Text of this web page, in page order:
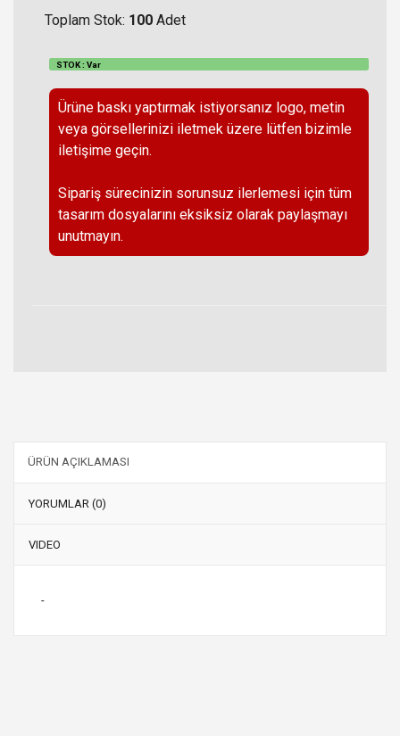
Toplam Stok: 100 Adet
STOK : Var
Ürüne baskı yaptırmak istiyorsanız logo, metin
veya görsellerinizi iletmek üzere lütfen bizimle
iletişime geçin.
Sipariş sürecinizin sorunsuz ilerlemesi için tüm
tasarım dosyalarını eksiksiz olarak paylaşmayı
unutmayın.
ÜRÜN AÇIKLAMASI
YORUMLAR (0)
VIDEO
-